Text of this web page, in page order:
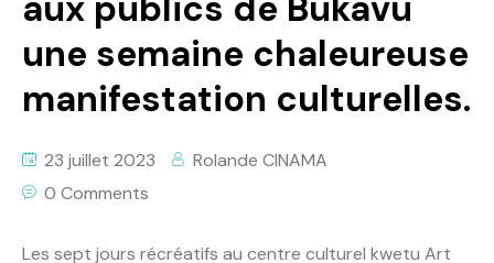
une semaine chaleureuse
manifestation culturelles.
23 juillet 2023
Rolande CINAMA
0 Comments
Les sept jours récréatifs au centre culturel kwetu Art